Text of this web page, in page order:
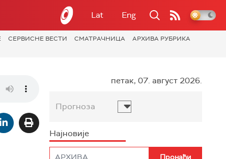
Lat Eng
СЕРВИСНЕ ВЕСТИ СМАТРАЧНИЦА
АРХИВА РУБРИКА
петак, 07. август 2026.
Прогноза
Најновије